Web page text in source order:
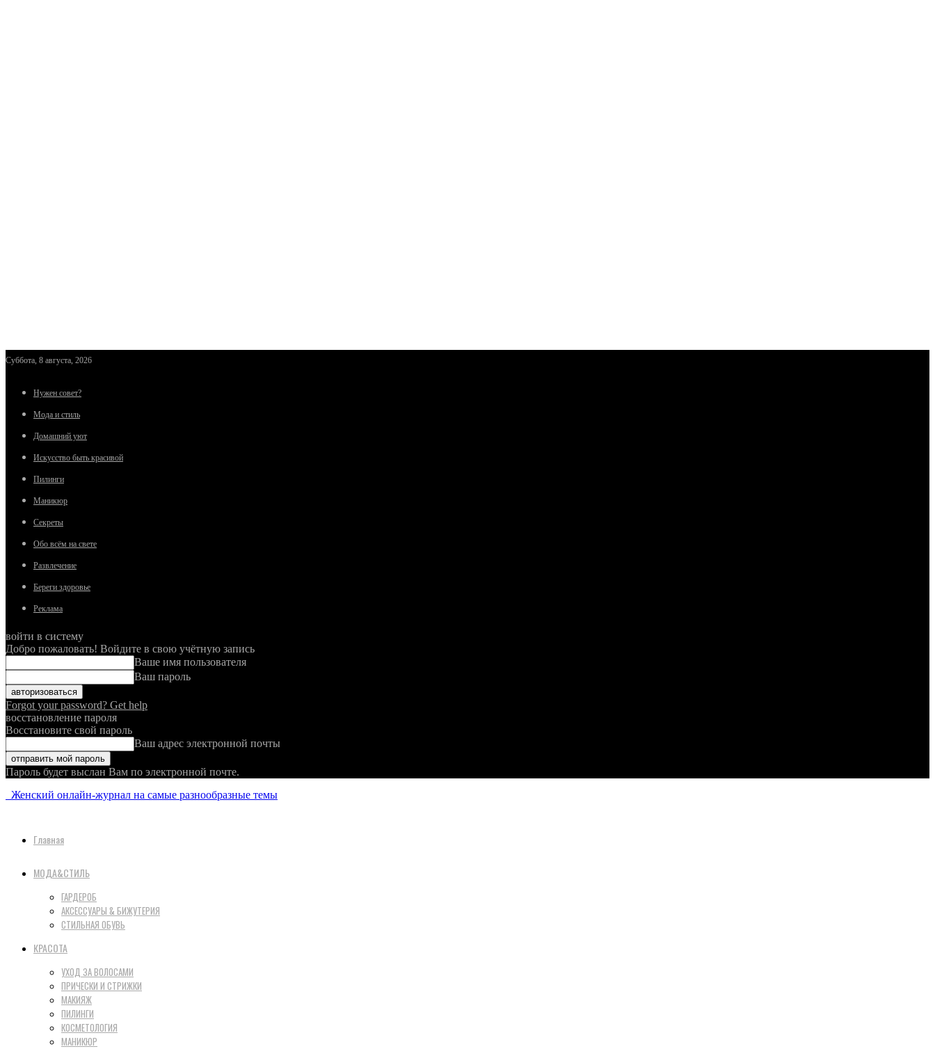
Суббота, 8 августа, 2026
Нужен совет?
Мода и стиль
Домашний уют
Искусство быть красивой
Пилинги
Маникюр
Секреты
Обо всём на свете
Развлечение
Береги здоровье
Реклама
войти в систему
Добро пожаловать! Войдите в свою учётную запись
Ваше имя пользователя
Ваш пароль
Forgot your password? Get help
восстановление пароля
Восстановите свой пароль
Ваш адрес электронной почты
Пароль будет выслан Вам по электронной почте.
Женский онлайн-журнал на самые разнообразные темы
Главная
МОДА&СТИЛЬ
ГАРДЕРОБ
АКСЕССУАРЫ & БИЖУТЕРИЯ
СТИЛЬНАЯ ОБУВЬ
КРАСОТА
УХОД ЗА ВОЛОСАМИ
ПРИЧЕСКИ И СТРИЖКИ
МАКИЯЖ
ПИЛИНГИ
КОСМЕТОЛОГИЯ
МАНИКЮР